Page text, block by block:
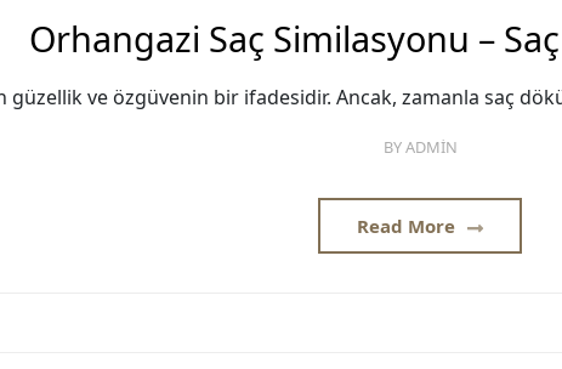
Orhangazi Saç Similasyonu –
güzellik ve özgüvenin bir ifadesidir. Ancak, zamanla saç
BYADMIN
Read More